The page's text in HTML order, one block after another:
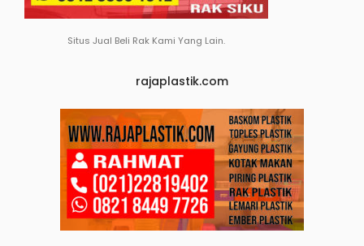
Situs Jual Beli Rak Kami Yang Lain.
rajaplastik.com